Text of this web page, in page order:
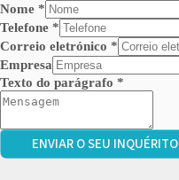
Nome *
Telefone *
Correio eletrónico *
Empresa
Texto do parágrafo *
ENVIAR O SEU INQUÉRITO